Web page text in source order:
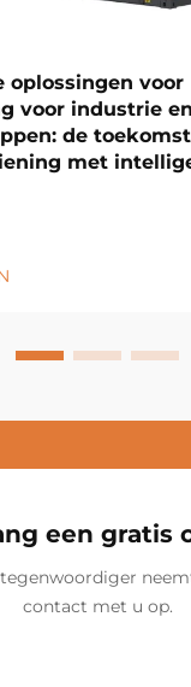
oplossingen voor
voor industrie
de
met
een gratis
contact met u op.